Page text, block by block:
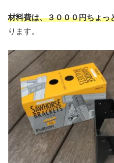
材料費は、３０００円ちょっ
ります。